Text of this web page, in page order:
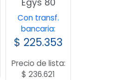
Egys 80
Con transf.
bancaria:
$ 225.353
Precio de lista:
$ 236.621